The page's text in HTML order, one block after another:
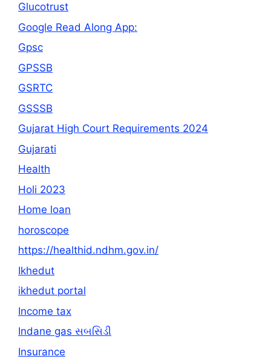
Glucotrust
Google Read Along App:
Gpsc
GPSSB
GSRTC
GSSSB
Gujarat High Court Requirements 2024
Gujarati
Health
Holi 2023
Home loan
horoscope
https://healthid.ndhm.gov.in/
Ikhedut
ikhedut portal
Income tax
Indane gas સબસિડી
Insurance